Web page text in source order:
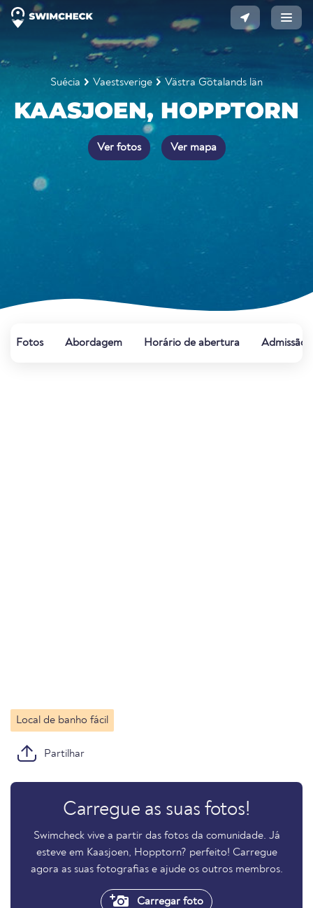
Suécia Vaestsverige Västra Götalands län
KAASJOEN, HOPPTORN
Ver fotos Ver mapa
Fotos Abordagem Horário de abertura Admissão
Local de banho fácil
Partilhar
Carregue as suas fotos!
Swimcheck vive a partir das fotos da comunidade. Já
esteve em Kaasjoen, Hopptorn? perfeito! Carregue
agora as suas fotografias e ajude os outros membros.
Carregar foto